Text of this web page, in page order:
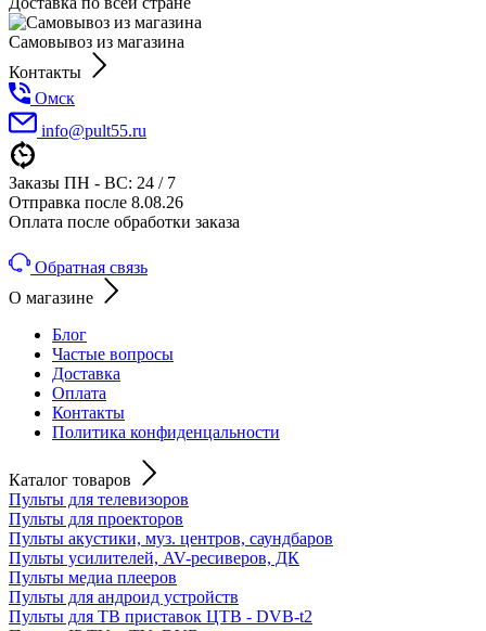
Самовывоз из магазина
Контакты
Омск
info@pult55.ru
Заказы ПН - ВС: 24 / 7
Отправка после 8.08.26
Оплата после обработки заказа
Обратная связь
О магазине
Блог
Частые вопросы
Доставка
Оплата
Контакты
Политика конфиденцальности
Каталог товаров
Пульты для телевизоров
Пульты для проекторов
Пульты акустики, муз. центров, саундбаров
Пульты усилителей, AV-ресиверов, ДК
Пульты медиа плееров
Пульты для андроид устройств
Пульты для ТВ приставок ЦТВ - DVB-t2